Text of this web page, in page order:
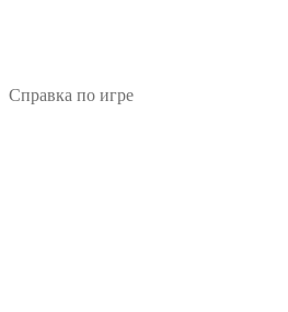
Справка по игре